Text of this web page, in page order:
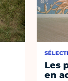
Les
en